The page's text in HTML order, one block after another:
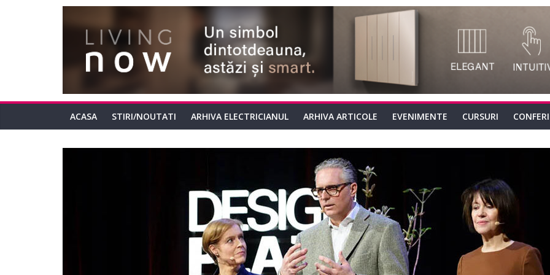
ACASA STIRI/NOUTATI ARHIVA ELECTRICIANUL ARHIVA ARTICOLE EVENIMENTE CURSURI